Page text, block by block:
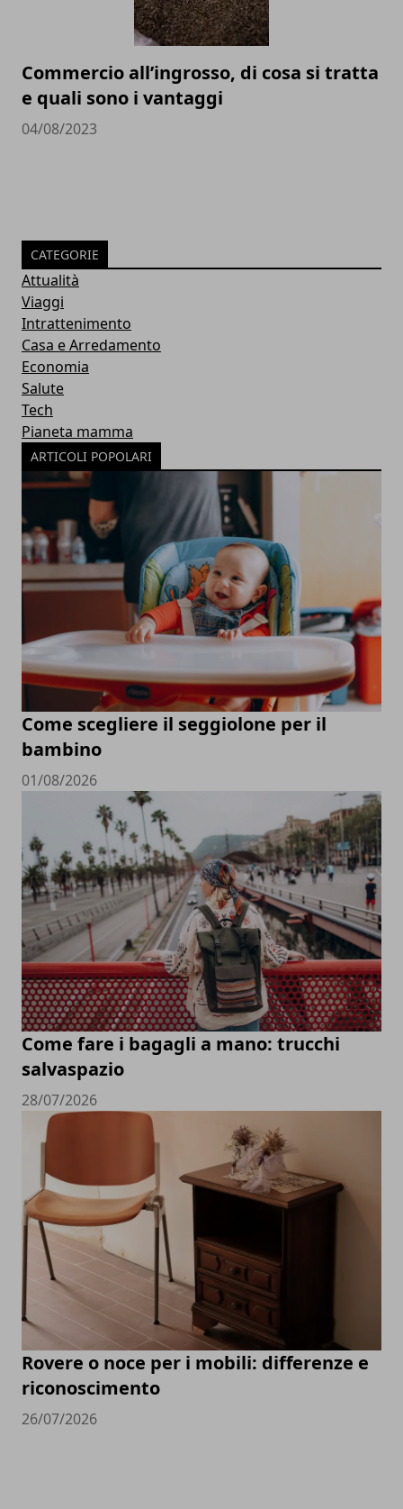
Commercio all’ingrosso, di cosa si tratta
e quali sono i vantaggi
04/08/2023
CATEGORIE
Attualità
Viaggi
Intrattenimento
Casa e Arredamento
Economia
Salute
Tech
Pianeta mamma
ARTICOLI POPOLARI
Come scegliere il seggiolone per il
bambino
01/08/2026
Come fare i bagagli a mano: trucchi
salvaspazio
28/07/2026
Rovere o noce per i mobili: differenze e
riconoscimento
26/07/2026